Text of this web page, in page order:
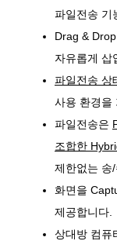
파일전송 기
Drag &
자유롭게 삽
파일전송 상
사용 환경을
파일전송은
조합한
제한없는 송
화면을
제공합니다.
상대방 컴퓨